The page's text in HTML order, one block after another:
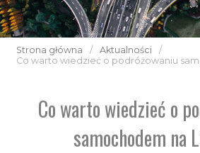
Strona główna / Aktualności
/
Co warto wiedzieć o podróżowaniu
Co warto wiedzieć o
samochodem na